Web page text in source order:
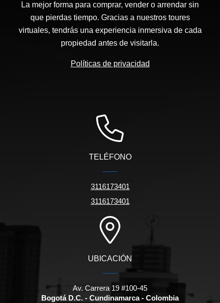
La mejor forma para comprar, vender o arrendar sin
que pierdas tiempo. Gracias a nuestros toures
virtuales, tendrás una experiencia inmersiva de cada
propiedad antes de visitarla.
Políticas de privacidad
TELÉFONO
3116173401
3116173401
UBICACIÓN
Av. Carrera 19 #100-45
Bogotá D.C. - Cundinamarca - Colombia